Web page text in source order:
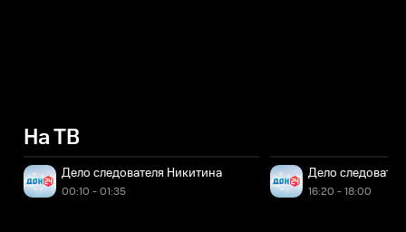
На ТВ
Дело следователя Никитина
00:10 - 01:35
Дело
16:20 - 18:00